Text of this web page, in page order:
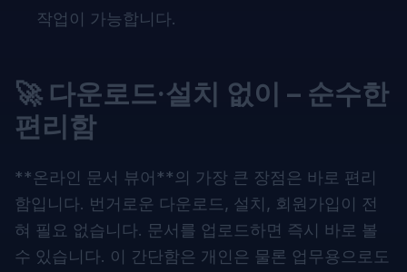
작업이 가능합니다.
🚀 다운로드·설치 없이 – 순수한
편리함
**온라인 문서 뷰어 **의 가장 큰 장점은 바로 편리
함입니다. 번거로운 다운로드, 설치, 회원가입이 전
혀 필요 없습니다. 문서를 업로드하면 즉시 바로 볼
수 있습니다. 이 간단함은 개인은 물론 업무용으로도